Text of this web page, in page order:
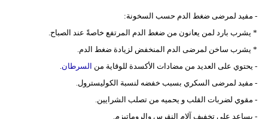
- مفيد لمرضى ضغط الدم حسب السخونة:
* يشرب بارد لمن يعانون من ضغط الدم المرتفع خاصةً عند الصباح.
* يشرب ساخن لمرضى الدم المنخفض لزيادة ضغط الدم.
- يحتوي على العديد من مضادات الأكسدة للوقاية من السرطان
- مفيد لمرضى السكري بسبب خفضه لنسبة الكوليسترول.
- مقوي لضربات القلب و يحميه من تصلب الشرايين.
- يساعد على تخفيف آلام النقرس والروماتيزم.